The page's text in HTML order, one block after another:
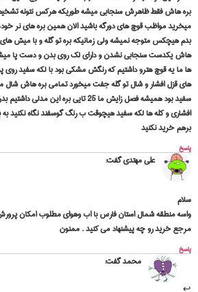
بره هاش فقط ظاهرش سنجابی میشه طوریکه هرکس نتونه
میخرید مواظب قوچ های دورگه باشید الان همین بره های نر
بدم هیچکس متوجه نمیشه ولی زمانیکه بره تو گله و با میش
هاش یکدست سنجابی نشدن و دارای لک روی بدن و دست پا
ها ما یه قوچ هترو داشتیم که رنگش مشکی بود با لکه سفید
های قزل افشار و شال تو گله جفت میخورد تمامی بره هاش
سفید بود همیشه فصل زایش ما 25 تایی
افشاری و کله ها لکه سفید هیچوقت ب رنگ گوسفند نگاه نکنید به
برهم خرید نکنید
پاسخ
علی مهتدیگفت:
سلام
واسه منطقه شمال استان فارس با اب وهوای مطلوب امکان
مرجع خرید رو چه پیشنهاد می کنید . ممنون
پاسخ
محمدگفت: